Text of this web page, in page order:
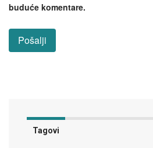
buduće komentare.
Tagovi